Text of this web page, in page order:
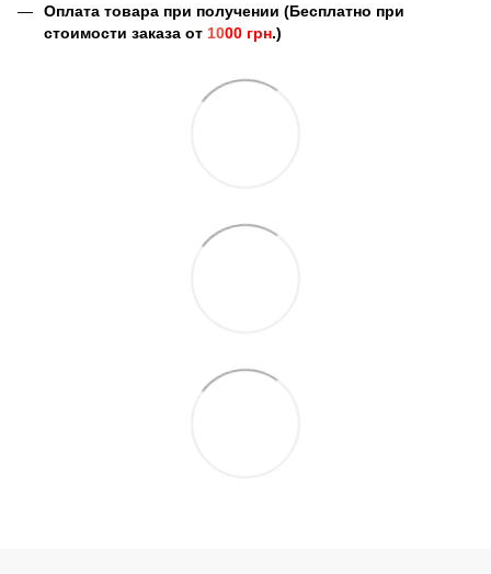
Оплата товара при получении (Бесплатно при
стоимости заказа от 1000 грн.)